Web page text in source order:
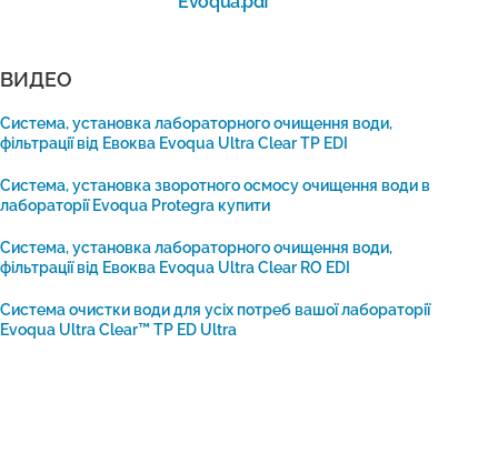
ВИДЕО
Система, установка лабораторного очищення води,
фільтрації від Евоква Evoqua Ultra Clear TP EDI
Система, установка зворотного осмосу очищення води в
лабораторії Evoqua Protegra купити
Система, установка лабораторного очищення води,
фільтрації від Евоква Evoqua Ultra Clear RO EDI
Система очистки води для усіх потреб вашої лабораторії
Evoqua Ultra Clear™ TP ED Ultra